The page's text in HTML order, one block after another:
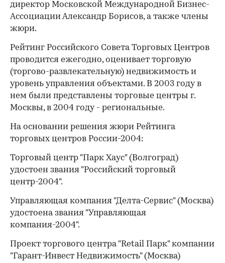
директор Московской Международной Бизнес-
Ассоциации Александр Борисов, а также члены
жюри.
Рейтинг Российского Совета Торговых Центров
проводится ежегодно, оценивает торговую
(торгово-развлекательную) недвижимость и
уровень управления объектами. В 2003 году в
нем были представлены торговые центры г.
Москвы, в 2004 году - региональные.
На основании решения жюри Рейтинга
торговых центров России-2004:
Торговый центр "Парк Хаус" (Волгоград)
удостоен звания "Российский торговый
центр-2004".
Управляющая компания "Делта-Сервис" (Москва)
удостоена звания "Управляющая
компания-2004".
Проект торгового центра "Retail Парк" компании
"Гарант-Инвест Недвижимость" (Москва)